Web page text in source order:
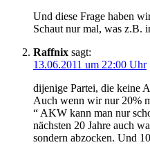
Und diese Frage haben
Schaut nur mal, was z.B.
Raffnix sagt:
13.06.2011 um 22:00 Uhr
dijenige Partei, die keine
Auch wenn wir nur 20%
“ AKW kann man nur
nächsten 20 Jahre auch
sondern abzocken. Und